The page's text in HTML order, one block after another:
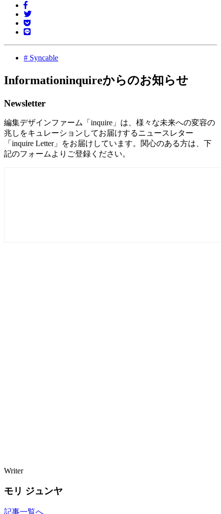
# Syncable
Informationinquireからのお知らせ
Newsletter
編集デザインファーム「inquire」は、様々な未来への変容の
兆しをキュレーションしてお届けするニュースレター
「inquire Letter」をお届けしています。関心のある方は、下
記のフォームよりご登録ください。
Writer
モリ ジュンヤ
記事一覧へ